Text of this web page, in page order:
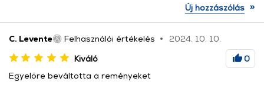
Új hozzászólás »
C. Levente Felhasználói értékelés
2024. 10. 10.
Kiváló
0
Egyelőre beváltotta a reményeket